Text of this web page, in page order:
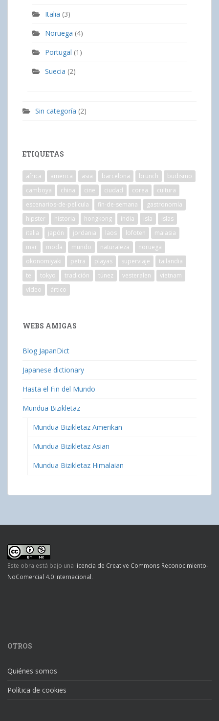
Italia (3)
Noruega (4)
Portugal (1)
Suecia (2)
Sin categoría (2)
ETIQUETAS
africa america asia barcelona brunch
budismo
camboya
china cine ciudad corea
cultura
escenarios-de-película
fin-de-semana
gastronomía
hipster
historia hongkong india isla
islas
italia
japón jordania laos lofoten
malasia
mar
moda mundo naturaleza
noruega
okonomiyaki
petra playas superviaje
tailandia
te
tokyo tradición túnez vesteralen
vietnam
vídeo
ártico
WEBS AMIGAS
Blog JapanDict
Japanese dictionary
Hasta el Fin del Mundo
Mundua Bizikletaz
Mundua Bizikletaz Amerikan
Mundua Bizikletaz Asian
Mundua Bizikletaz Himalaian
Este obra está bajo una licencia de Creative Commons Reconocimiento-
NoComercial 4.0 Internacional.
OTROS
Quiénes somos
Política de cookies